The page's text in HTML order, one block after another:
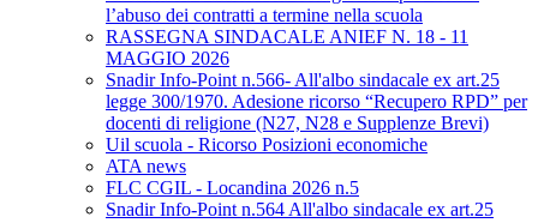
l’abuso dei contratti a termine nella scuola
RASSEGNA SINDACALE ANIEF N. 18 - 11
MAGGIO 2026
Snadir Info-Point n.566- All'albo sindacale ex art.25
legge 300/1970. Adesione ricorso “Recupero RPD” per
docenti di religione (N27, N28 e Supplenze Brevi)
Uil scuola - Ricorso Posizioni economiche
ATA news
FLC CGIL - Locandina 2026 n.5
Snadir Info-Point n.564 All'albo sindacale ex art.25